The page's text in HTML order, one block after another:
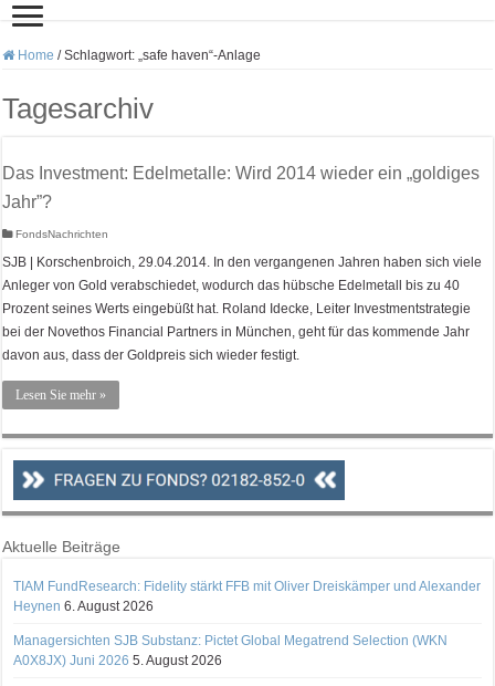
Home / Schlagwort:„safe haven“-Anlage
Tagesarchiv
Das Investment: Edelmetalle: Wird 2014 wieder ein „goldiges
Jahr”?
FondsNachrichten
SJB | Korschenbroich, 29.04.2014. In den vergangenen Jahren haben sich viele
Anleger von Gold verabschiedet, wodurch das hübsche Edelmetall bis zu 40
Prozent seines Werts eingebüßt hat. Roland Idecke, Leiter Investmentstrategie
bei der Novethos Financial Partners in München, geht für das kommende Jahr
davon aus, dass der Goldpreis sich wieder festigt.
Lesen Sie mehr »
Aktuelle Beiträge
TIAM FundResearch: Fidelity stärkt FFB mit Oliver Dreiskämper und Alexander
Heynen 6. August 2026
Managersichten SJB Substanz: Pictet Global Megatrend Selection (WKN
A0X8JX) Juni 2026 5. August 2026